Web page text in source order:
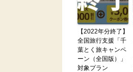
【2022年分終了】
全国旅行支援「千
葉とく旅キャンペ
ーン（全国版）」
対象プラン